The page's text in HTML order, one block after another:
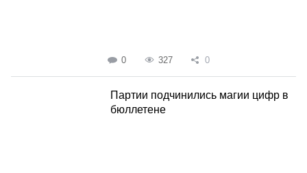
0 327 0
Партии подчинились магии цифр в
бюллетене